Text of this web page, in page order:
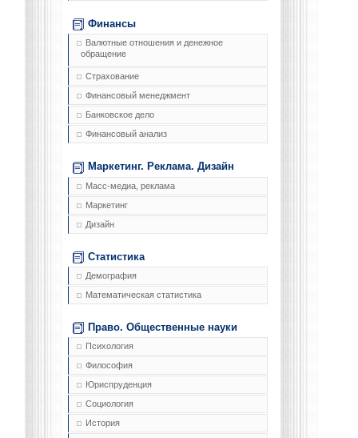
Финансы
Валютные отношения и денежное
обращение
Страхование
Финансовый менеджмент
Банковское дело
Финансовый анализ
Маркетинг. Реклама. Дизайн
Масс-медиа, реклама
Маркетинг
Дизайн
Статистика
Демография
Математическая статистика
Право. Общественные науки
Психология
Философия
Юриспруденция
Социология
История